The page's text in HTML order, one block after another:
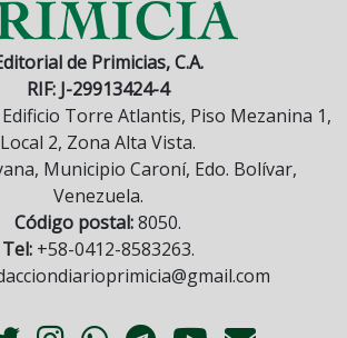
de Primicias, C.A.
RIF: J-29913424-4
Torre Atlantis, Piso Mezanina 1,
Local 2, Zona Alta Vista.
Municipio Caroní, Edo. Bolívar,
Venezuela.
Código postal:8050.
Tel:+58-0412-8583263.